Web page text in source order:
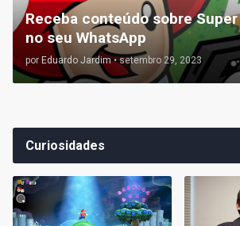
Receba conteúdo sobre
no seu WhatsApp
por Eduardo Jardim • setembro 29, 2023
Curiosidades